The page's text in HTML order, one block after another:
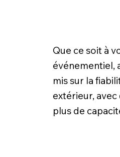
Que ce soit à
événementiel,
mis sur la
extérieur,
plus de